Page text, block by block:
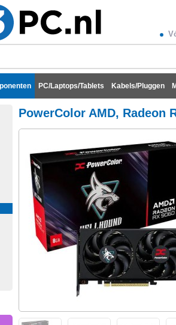
PC/Laptops/Tablets Kabels/Pluggen
PowerColor AMD, Radeon